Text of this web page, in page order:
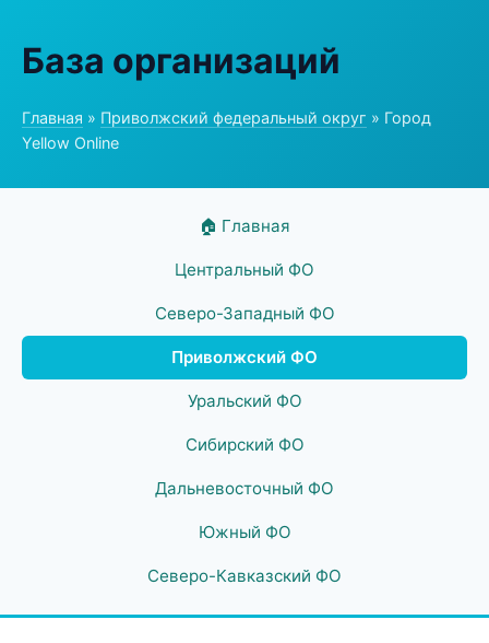
База организаций
Главная » Приволжский федеральный округ » Город
Yellow Online
🏠 Главная
Центральный ФО
Северо-Западный ФО
Приволжский ФО
Уральский ФО
Сибирский ФО
Дальневосточный ФО
Южный ФО
Северо-Кавказский ФО